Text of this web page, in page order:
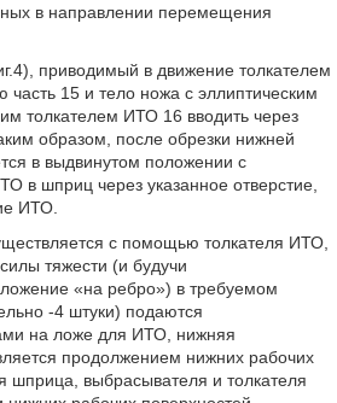
в направлении перемещения
приводимый в движение толкателем
15 и тело ножа с эллиптическим
толкателем ИТО 16 вводить через
образом, после обрезки нижней
в выдвинутом положении с
в шприц через указанное отверстие,
ИТО.
с помощью толкателя ИТО,
тяжести (и будучи
«на ребро») в требуемом
-4 штуки) подаются
на ложе для ИТО, нижняя
продолжением нижних рабочих
шприца, выбрасывателя и толкателя